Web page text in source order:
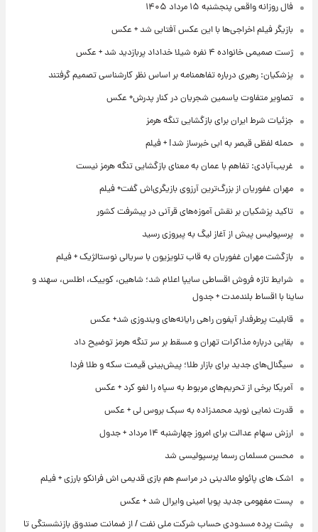
فال روزانه واقعی پنجشنبه ۱۵ مرداد ۱۴۰۵
بازیگر فیلم اخراجی‌ها با این عکس آفتابی شد + عکس
ژست صمیمی خانواده ۴ نفره شیلا خداداد پربازدید شد + عکس
پزشکیان: رهبری درباره تفاهمنامه بر اساس نظر کارشناسی تصمیم گرفتند
تصاویر متفاوت یاسمین شجریان در کنار پدرش+ عکس
جزئیات شرط ایران برای بازگشایی تنگه هرمز
حمله لفظی قیصر به ابی خبرساز شد! + فیلم
غریب‌آبادی: تفاهم با عمان به معنای بازگشایی تنگه هرمز نیست
مهران غفوریان از بزرگ‌ترین آرزوی بازیگری‌اش گفت+ فیلم
تاکید پزشکیان بر نقش آموزه‌های قرآنی در پیشرفت کشور
پرسپولیس پیش از آغاز لیگ به پیروزی رسید
بازگشت مهران غفوریان به قاب تلویزیون با سریالی نوستالژیک + فیلم
شرایط تازه فروش اقساطی سایپا اعلام شد؛ شاهین، کوییک، اطلس، سهند و
ساینا با اقساط بلندمدت + جدول
قابلیت پرطرفدار آیفون راهی رایانه‌های ویندوزی شد+ عکس
بقایی درباره مذاکرات تهران و مسقط بر سر تنگه هرمز توضیح داد
سیگنال‌های جدید برای بازار طلا؛ پیش‌بینی قیمت سکه و طلا فردا
آمریکا برخی از تحریم‌های مربوط به سپاه را لغو کرد + عکس
قدرت نمایی نوید محمدزاده به سبک بروس لی + عکس
ارزش سهام عدالت برای امروز چهارشنبه ۱۴ مرداد + جدول
محسن مسلمان رسما پرسپولیسی شد
اشک های پائولو مالدینی در مراسم هم بازی قدیمی اش فرانکو بارزی + فیلم
پست مفهومی جدید پویا امینی وایرال شد + عکس
پشت پرده‌ مسدودی حساب شرکت ملی نفت / از ضمانت صندوق بازنشستگی تا